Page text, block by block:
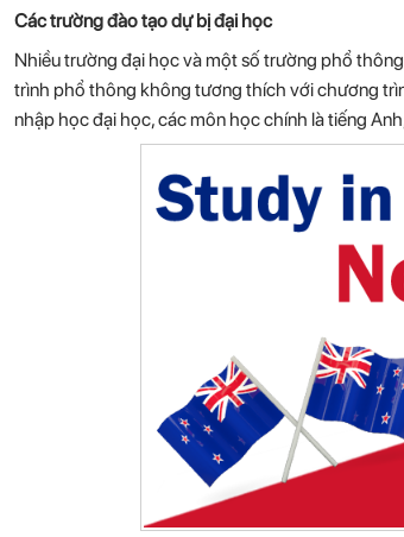
Các trường đào tạo dự bị đại học
Nhiều trường đại học và một số trường phổ
trình phổ thông không tương thích với chương
nhập học đại học, các môn học chính là tiếng